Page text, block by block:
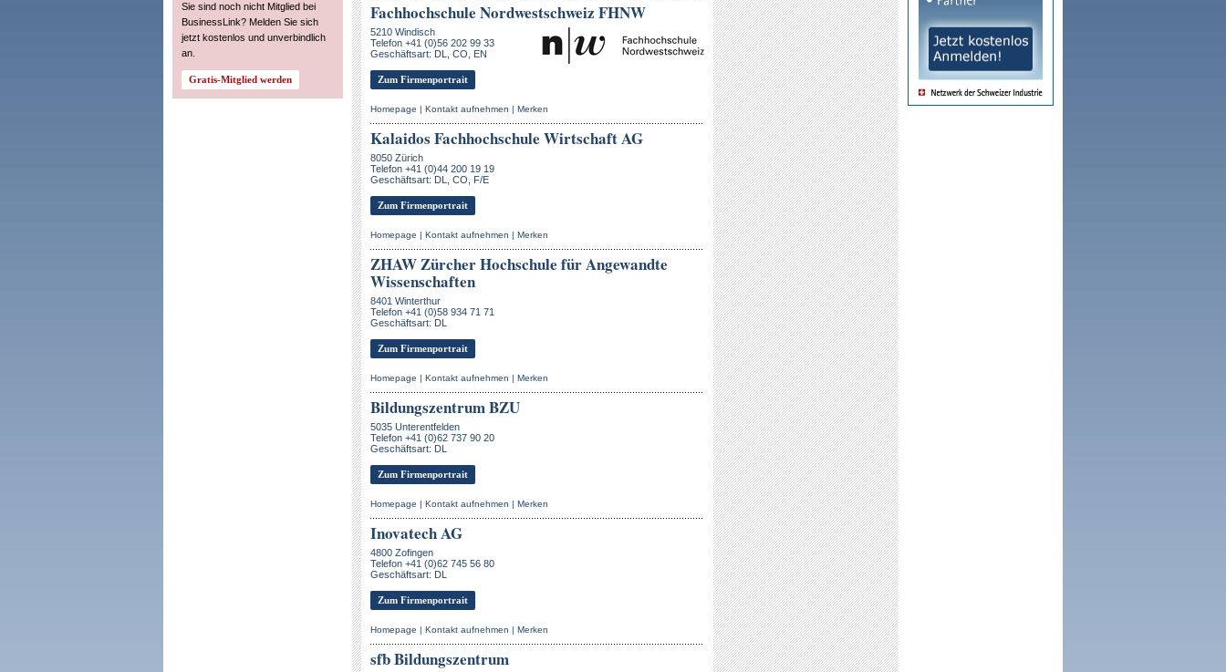
Sie sind noch nicht Mitglied bei
BusinessLink? Melden Sie sich
jetzt kostenlos und unverbindlich
an.
Fachhochschule Nordwestschweiz FHNW
5210 Windisch
Telefon +41 (0)56 202 99 33
Geschäftsart: DL, CO, EN
Zum Firmenportrait
Homepage | Kontakt aufnehmen | Merken
Kalaidos Fachhochschule Wirtschaft AG
8050 Zürich
Telefon +41 (0)44 200 19 19
Geschäftsart: DL, CO, F/E
Zum Firmenportrait
Homepage | Kontakt aufnehmen | Merken
ZHAW Zürcher Hochschule für Angewandte
Wissenschaften
8401 Winterthur
Telefon +41 (0)58 934 71 71
Geschäftsart: DL
Zum Firmenportrait
Homepage | Kontakt aufnehmen | Merken
Bildungszentrum BZU
5035 Unterentfelden
Telefon +41 (0)62 737 90 20
Geschäftsart: DL
Zum Firmenportrait
Homepage | Kontakt aufnehmen | Merken
Inovatech AG
4800 Zofingen
Telefon +41 (0)62 745 56 80
Geschäftsart: DL
Zum Firmenportrait
Homepage | Kontakt aufnehmen | Merken
sfb Bildungszentrum